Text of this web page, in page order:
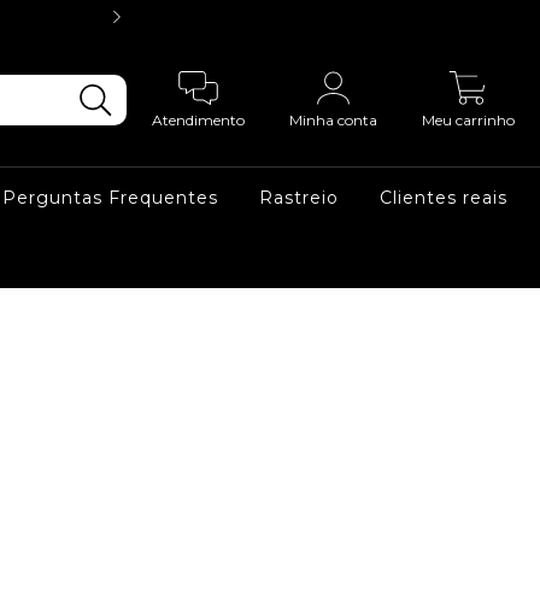
Atendimento Minha conta Meu carrinho
Perguntas Frequentes Rastreio Clientes reais